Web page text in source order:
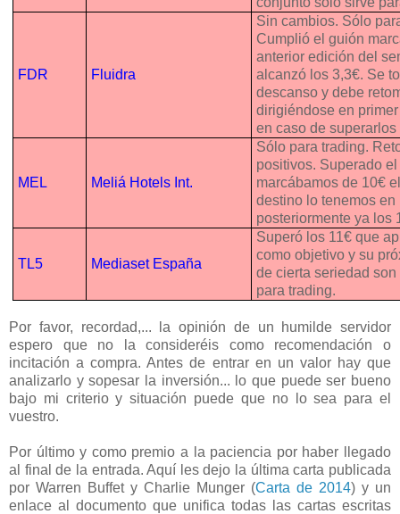
FDR Fluidra
Sin cambios. Sólo
Cumplió el guión
anterior edición del
alcanzó los 3,3€. Se
descanso y debe
dirigiéndose en
en caso de
MEL Meliá Hotels Int.
Sólo para trading.
positivos. Superado
marcábamos de 10€
destino lo tenemos en
posteriormente ya los
TL5 Mediaset España
Superó los 11€ que
como objetivo y su
de cierta seriedad
para trading.
Por favor, recordad,... la opinión de un humilde servidor
espero que no la consideréis como recomendación o
incitación a compra. Antes de entrar en un valor hay que
analizarlo y sopesar la inversión... lo que puede ser bueno
bajo mi criterio y situación puede que no lo sea para el
vuestro.
Por último y como premio a la paciencia por haber llegado
al final de la entrada. Aquí les dejo la última carta publicada
por Warren Buffet y Charlie Munger (Carta de 2014) y un
enlace al documento que unifica todas las cartas escritas